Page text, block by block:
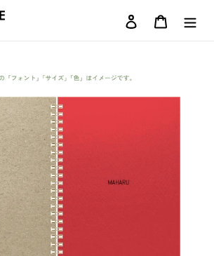
ログインカート